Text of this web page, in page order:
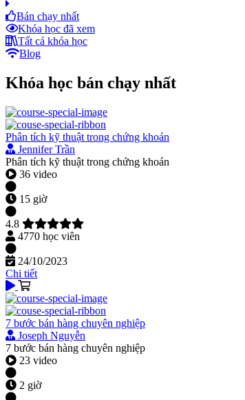
Bán chạy nhất
Khóa học đã xem
Tất cả khóa học
Blog
Khóa học bán chạy nhất
Phân tích kỹ thuật trong chứng khoán
Jennifer Trần
Phân tích kỹ thuật trong chứng khoán
36 video
15 giờ
4.8
4770 học viên
24/10/2023
Chi tiết
7 bước bán hàng chuyên nghiệp
Joseph Nguyễn
7 bước bán hàng chuyên nghiệp
23 video
2 giờ